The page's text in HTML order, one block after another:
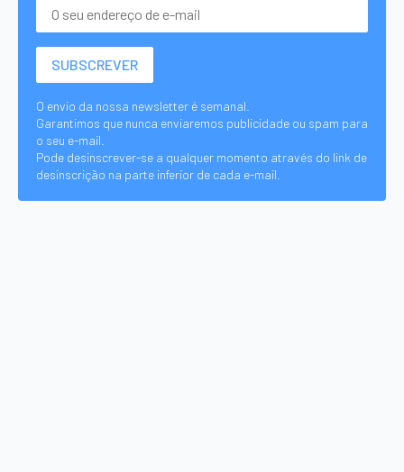
O envio da nossa newsletter é semanal.
Garantimos que nunca enviaremos publicidade ou spam para
o seu e-mail.
Pode desinscrever-se a qualquer momento através do link de
desinscrição na parte inferior de cada e-mail.